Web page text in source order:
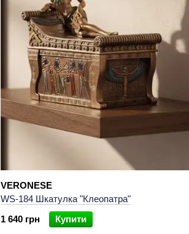
Ідеально для подарунка керівнику або жінці
🐫 Єгипетські боги та символи
Анубіс, Ра, Гор, сфінкси
Символіка захисту, сили та мудрості
🏺 Декоративні статуетки та фігурки
Інтер’єрні акценти у єгипетському стилі
Для дому, офісу або кабінету
🕯️ Атмосферний декор (підсвічники,
Створення містичної атмосфери
Ідеї використання
🏛️ Оформлення інтер’єру в єгипетському
VERONESE
WS-184 Шкатулка "Клеопатра"
1 640 грн
Купити